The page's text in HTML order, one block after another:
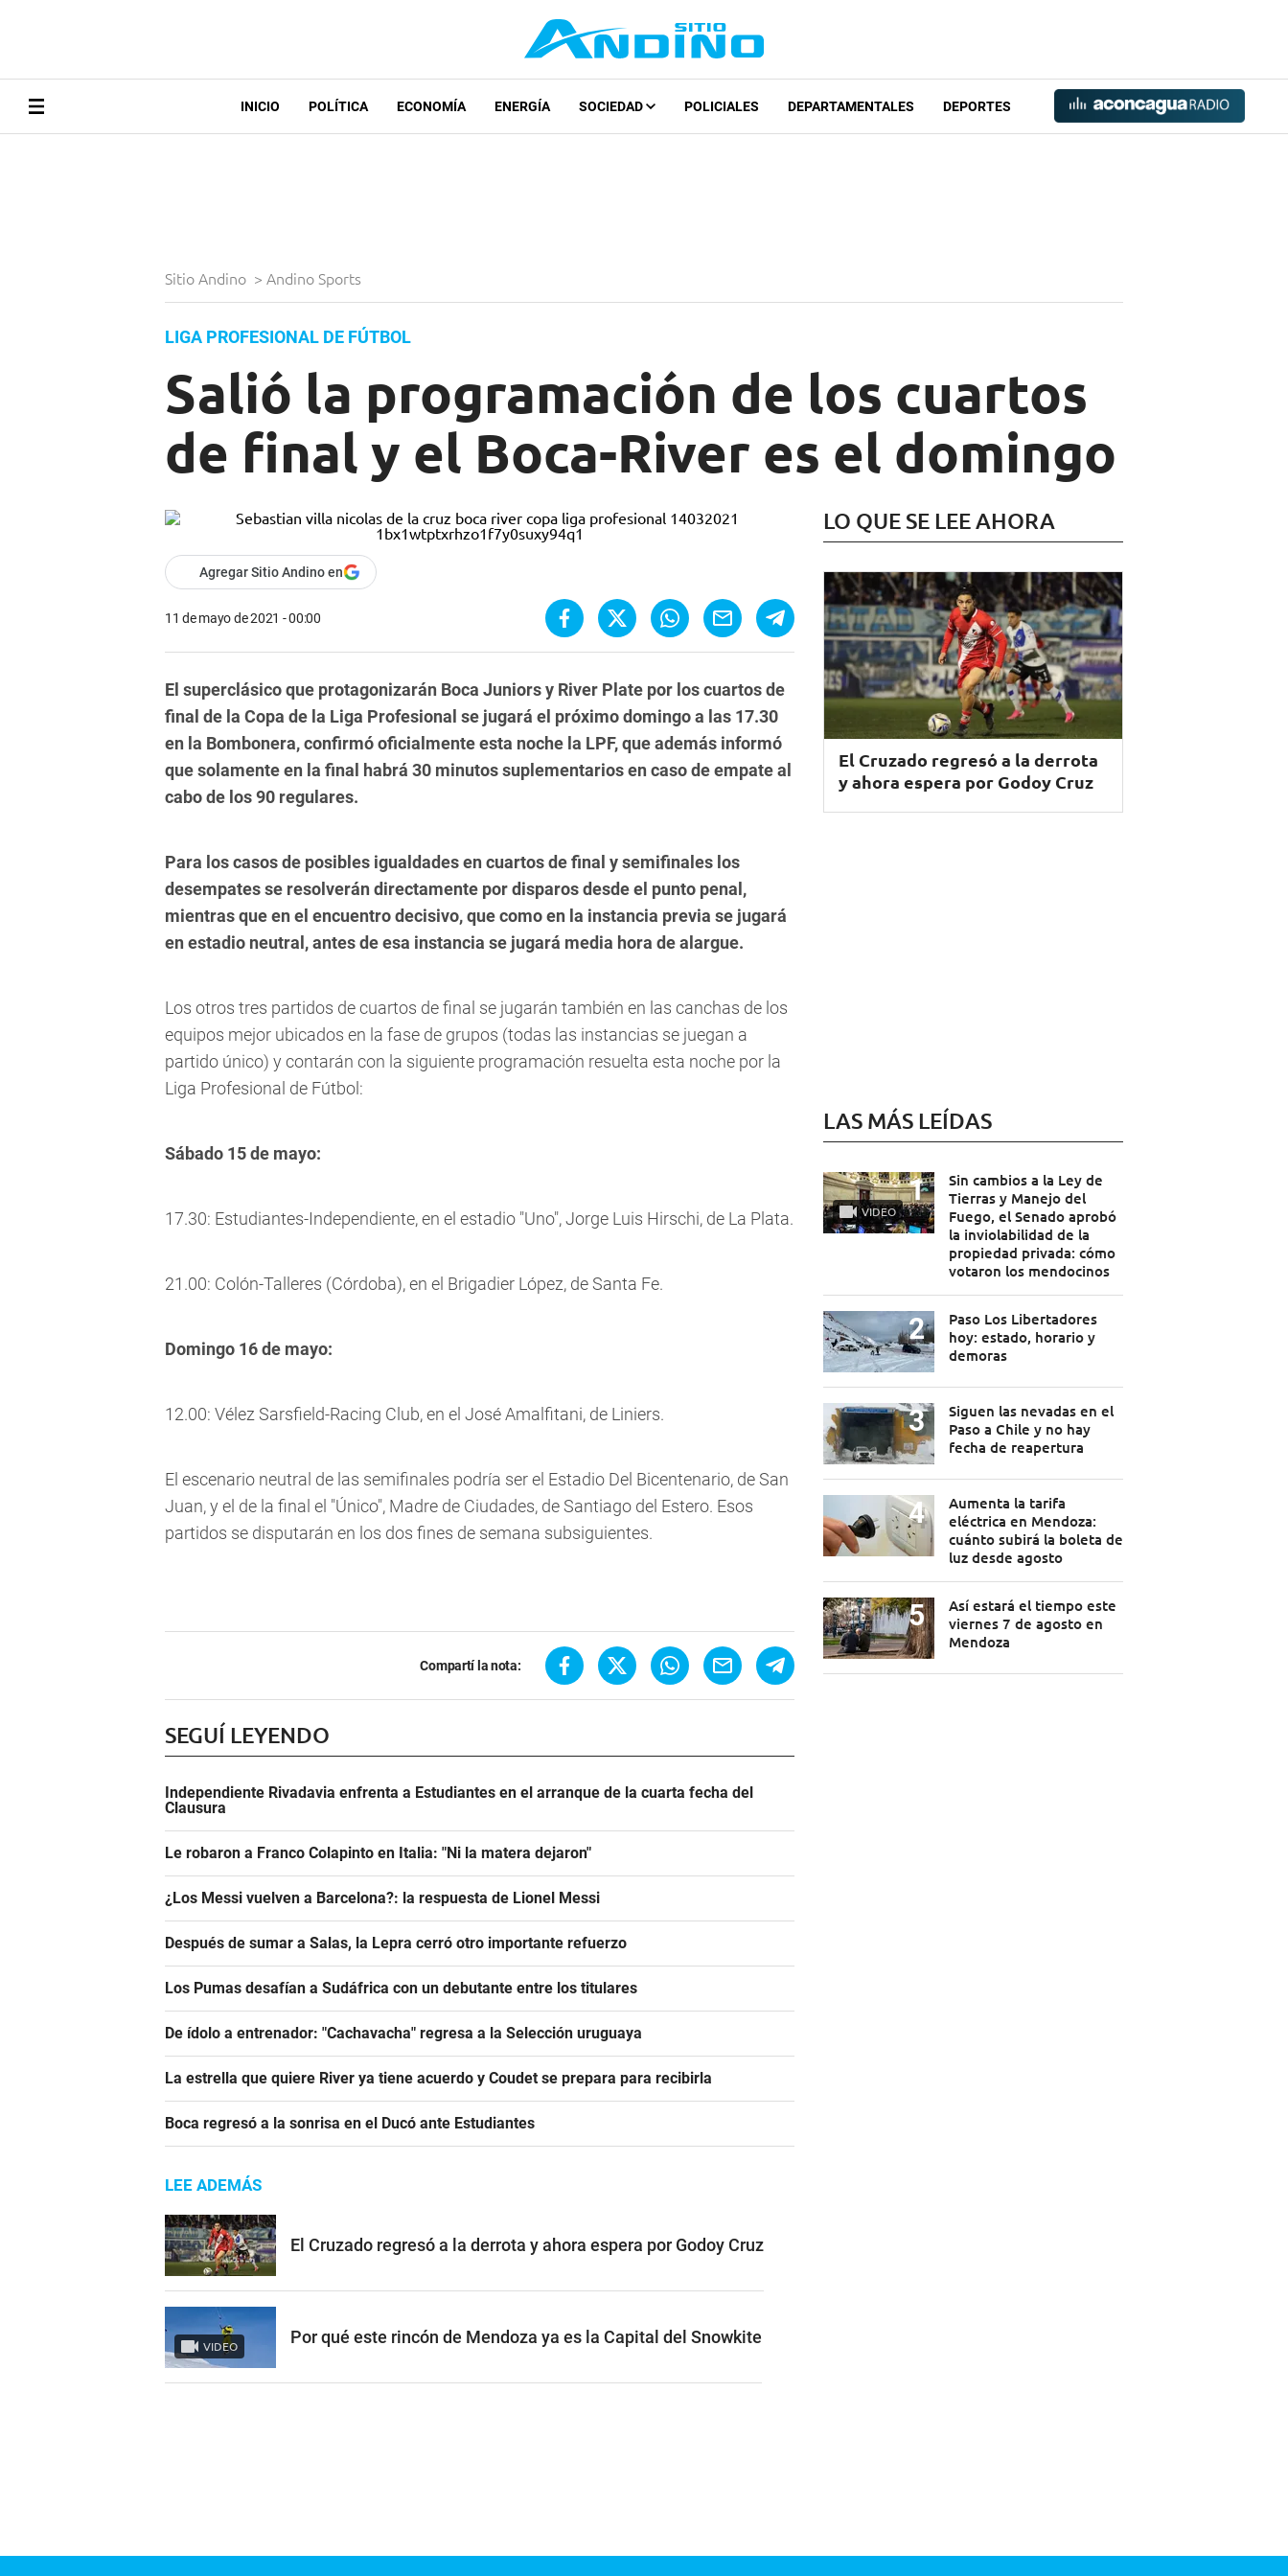
INICIO POLÍTICA ECONOMÍA ENERGÍA SOCIEDAD POLICIALES DEPARTAMENTALES DEPORTES
Sitio Andino > Andino Sports
LIGA PROFESIONAL DE FÚTBOL
Salió la programación de los cuartos
de final y el Boca-River es el domingo
Agregar Sitio Andino en
11 de mayo de 2021 - 00:00
El superclásico que protagonizarán Boca Juniors y River Plate por los cuartos de
final de la Copa de la Liga Profesional se jugará el próximo domingo a las 17.30
en la Bombonera, confirmó oficialmente esta noche la LPF, que además informó
que solamente en la final habrá 30 minutos suplementarios en caso de empate al
cabo de los 90 regulares.
Para los casos de posibles igualdades en cuartos de final y semifinales los
desempates se resolverán directamente por disparos desde el punto penal,
mientras que en el encuentro decisivo, que como en la instancia previa se jugará
en estadio neutral, antes de esa instancia se jugará media hora de alargue.
Los otros tres partidos de cuartos de final se jugarán también en las canchas de los
equipos mejor ubicados en la fase de grupos (todas las instancias se juegan a
partido único) y contarán con la siguiente programación resuelta esta noche por la
Liga Profesional de Fútbol:
Sábado 15 de mayo:
17.30: Estudiantes-Independiente, en el estadio "Uno", Jorge Luis Hirschi, de La Plata.
21.00: Colón-Talleres (Córdoba), en el Brigadier López, de Santa Fe.
Domingo 16 de mayo:
12.00: Vélez Sarsfield-Racing Club, en el José Amalfitani, de Liniers.
El escenario neutral de las semifinales podría ser el Estadio Del Bicentenario, de San
Juan, y el de la final el "Único", Madre de Ciudades, de Santiago del Estero. Esos
partidos se disputarán en los dos fines de semana subsiguientes.
Compartí la nota:
SEGUÍ LEYENDO
Independiente Rivadavia enfrenta a Estudiantes en el arranque de la cuarta fecha del
Clausura
Le robaron a Franco Colapinto en Italia: "Ni la matera dejaron"
¿Los Messi vuelven a Barcelona?: la respuesta de Lionel Messi
Después de sumar a Salas, la Lepra cerró otro importante refuerzo
Los Pumas desafían a Sudáfrica con un debutante entre los titulares
De ídolo a entrenador: "Cachavacha" regresa a la Selección uruguaya
La estrella que quiere River ya tiene acuerdo y Coudet se prepara para recibirla
Boca regresó a la sonrisa en el Ducó ante Estudiantes
LEE ADEMÁS
El Cruzado regresó a la derrota y ahora espera por Godoy Cruz
VIDEO Por qué este rincón de Mendoza ya es la Capital del Snowkite
LO QUE SE LEE AHORA
El Cruzado regresó a la derrota
y ahora espera por Godoy Cruz
LAS MÁS LEÍDAS
VIDEO
Sin cambios a la Ley de
Tierras y Manejo del
Fuego, el Senado aprobó
la inviolabilidad de la
propiedad privada: cómo
votaron los mendocinos
Paso Los Libertadores
hoy: estado, horario y
demoras
Siguen las nevadas en el
Paso a Chile y no hay
fecha de reapertura
Aumenta la tarifa
eléctrica en Mendoza:
cuánto subirá la boleta de
luz desde agosto
Así estará el tiempo este
viernes 7 de agosto en
Mendoza